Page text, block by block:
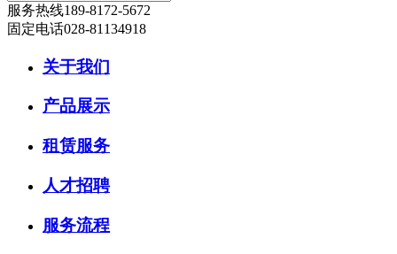
服务热线189-8172-5672
固定电话028-81134918
关于我们
产品展示
租赁服务
人才招聘
服务流程